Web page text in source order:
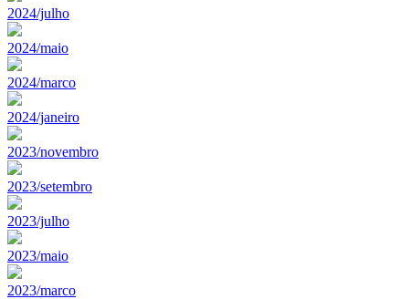
2024/julho
2024/maio
2024/marco
2024/janeiro
2023/novembro
2023/setembro
2023/julho
2023/maio
2023/marco